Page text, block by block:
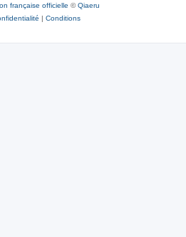
française officielle ©Qiaeru
| Conditions